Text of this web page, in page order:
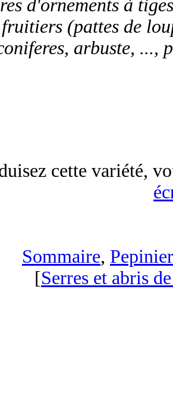
d'ornements à
(pattes de
arbuste, ...,
cette variété,
Sommaire,
[Serres et abris